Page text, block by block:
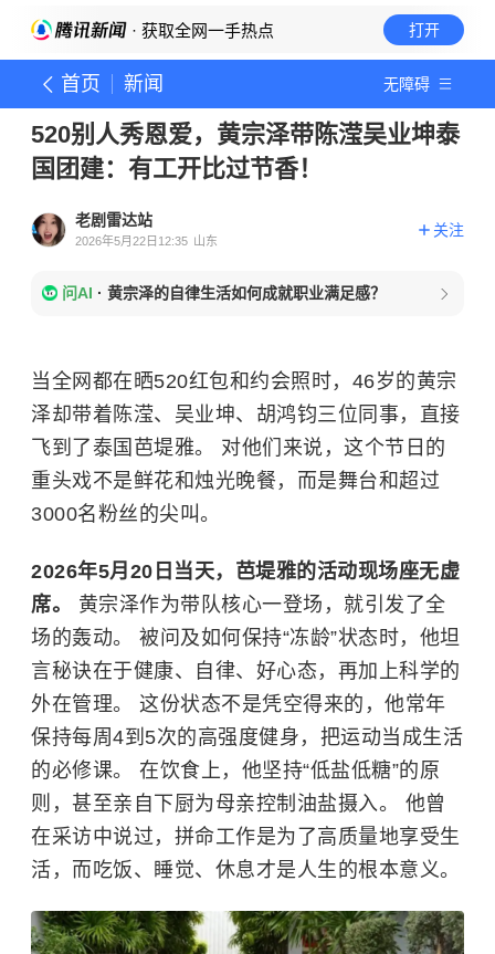
· 获取全网一手热点 打开
首页 新闻 无障碍
520别人秀恩爱，黄宗泽带陈滢吴业坤泰
国团建：有工开比过节香！
老剧雷达站
2026年5月22日12:35 山东
关注
问AI · 黄宗泽的自律生活如何成就职业满足感？
当全网都在晒520红包和约会照时，46岁的黄宗
泽却带着陈滢、吴业坤、胡鸿钧三位同事，直接
飞到了泰国芭堤雅。 对他们来说，这个节日的
重头戏不是鲜花和烛光晚餐，而是舞台和超过
3000名粉丝的尖叫。
2026年5月20日当天，芭堤雅的活动现场座无虚
席。 黄宗泽作为带队核心一登场，就引发了全
场的轰动。 被问及如何保持“冻龄”状态时，他坦
言秘诀在于健康、自律、好心态，再加上科学的
外在管理。 这份状态不是凭空得来的，他常年
保持每周4到5次的高强度健身，把运动当成生活
的必修课。 在饮食上，他坚持“低盐低糖”的原
则，甚至亲自下厨为母亲控制油盐摄入。 他曾
在采访中说过，拼命工作是为了高质量地享受生
活，而吃饭、睡觉、休息才是人生的根本意义。